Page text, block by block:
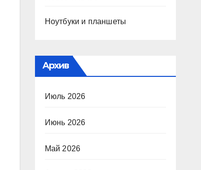
Ноутбуки и планшеты
Архив
Июль 2026
Июнь 2026
Май 2026